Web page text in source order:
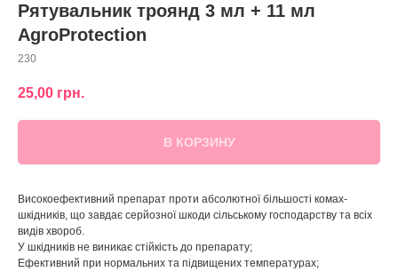
Рятувальник троянд 3 мл + 11 мл
AgroProtection
230
25,00 грн.
В КОРЗИНУ
Високоефективний препарат проти абсолютної більшості комах-
шкідників, що завдає серйозної шкоди сільському господарству та всіх
видів хвороб.
У шкідників не виникає стійкість до препарату;
Ефективний при нормальних та підвищених температурах;